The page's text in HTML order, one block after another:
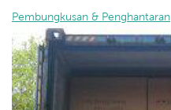
Pembungkusan & Penghantaran